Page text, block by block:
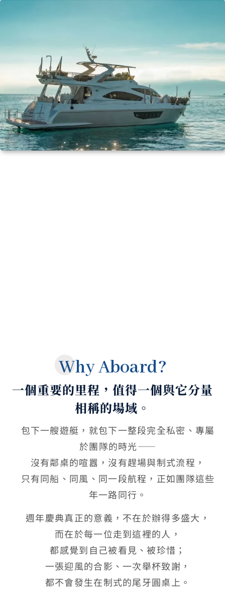
Why Aboard?
一個重要的里程，值得一個與它分量
相稱的場域。
包下一艘遊艇，就包下一整段完全私密、專屬
於團隊的時光——
沒有鄰桌的喧囂，沒有趕場與制式流程，
只有同船、同風、同一段航程，正如團隊這些
年一路同行。
週年慶典真正的意義，不在於辦得多盛大，
而在於每一位走到這裡的人，
都感覺到自己被看見、被珍惜；
一張迎風的合影、一次舉杯致謝，
都不會發生在制式的尾牙圓桌上。